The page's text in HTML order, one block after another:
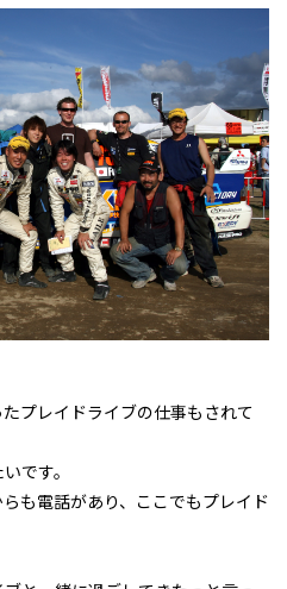
プレイドライブの仕事もされて
です。
も電話があり、ここでもプレイド